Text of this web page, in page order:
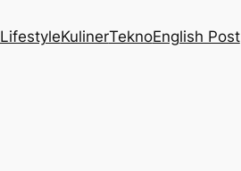
LifestyleKulinerTeknoEnglish Post